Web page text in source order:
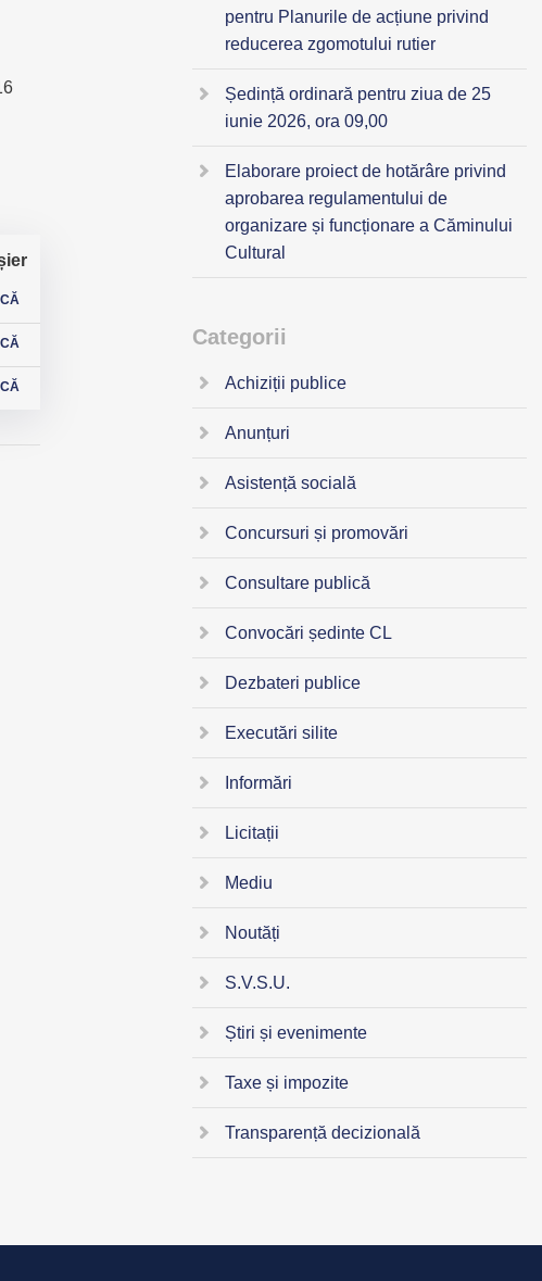
pentru Planurile de acțiune privind
reducerea zgomotului rutier
Ședință ordinară pentru ziua de 25
iunie 2026, ora 09,00
Elaborare proiect de hotărâre privind
aprobarea regulamentului de
organizare și funcționare a Căminului
Cultural
Categorii
Achiziții publice
Anunțuri
Asistență socială
Concursuri și promovări
Consultare publică
Convocări ședinte CL
Dezbateri publice
Executări silite
Informări
Licitații
Mediu
Noutăți
S.V.S.U.
Știri și evenimente
Taxe și impozite
Transparență decizională